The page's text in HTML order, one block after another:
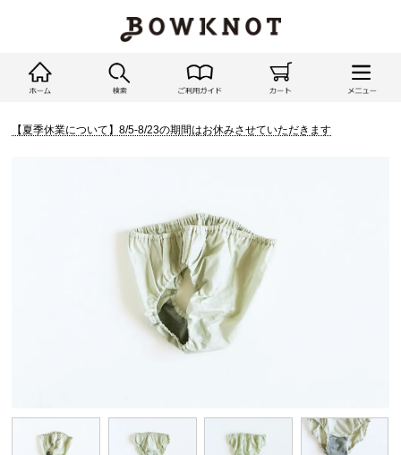
【夏季休業について】8/5-8/23の期間はお休みさせていただきます